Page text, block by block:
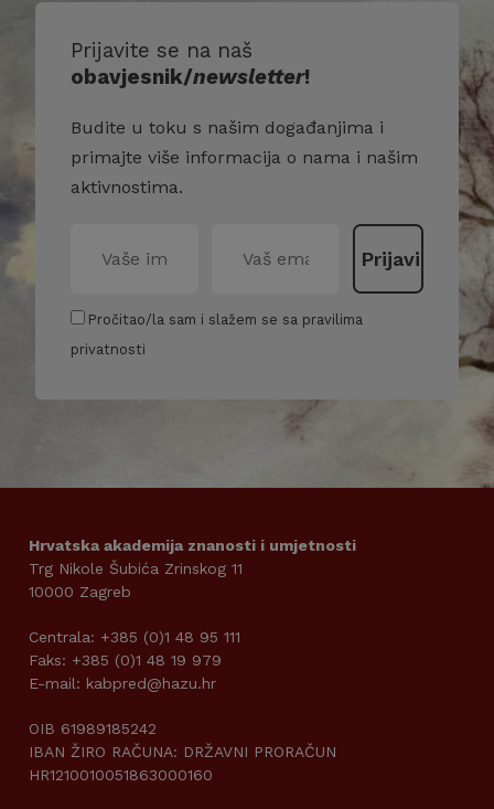
Prijavite se na naš
obavjesnik/newsletter!
Budite u toku s našim događanjima i
primajte više informacija o nama i našim
aktivnostima.
Pročitao/la sam i slažem se sa pravilima
privatnosti
Hrvatska akademija znanosti i umjetnosti
Trg Nikole Šubića Zrinskog 11
10000 Zagreb
Centrala: +385 (0)1 48 95 111
Faks: +385 (0)1 48 19 979
E-mail: kabpred@hazu.hr
OIB 61989185242
IBAN ŽIRO RAČUNA: DRŽAVNI PRORAČUN
HR1210010051863000160